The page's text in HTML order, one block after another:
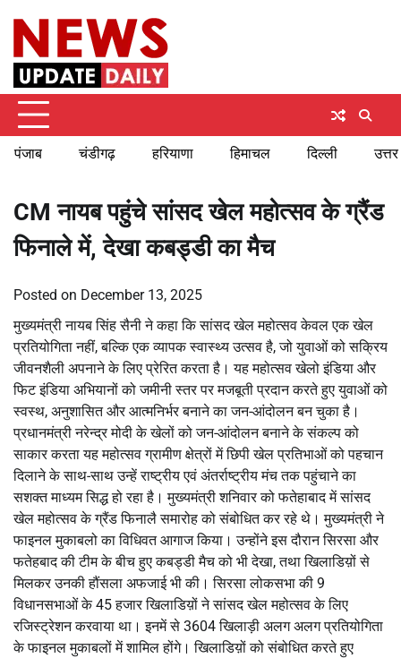
content
पंजाब चंडीगढ़ हरियाणा हिमाचल दिल्ली
CM नायब पहुंचे सांसद खेल महोत्सव के ग्रैंड
फिनाले में, देखा कबड्डी का मैच
Posted on December 13, 2025
मुख्यमंत्री नायब सिंह सैनी ने कहा कि सांसद खेल महोत्सव केवल एक खेल
प्रतियोगिता नहीं, बल्कि एक व्यापक स्वास्थ्य उत्सव है, जो युवाओं को सक्रिय
जीवनशैली अपनाने के लिए प्रेरित करता है। यह महोत्सव खेलो इंडिया और
फिट इंडिया अभियानों को जमीनी स्तर पर मजबूती प्रदान करते हुए युवाओं को
स्वस्थ, अनुशासित और आत्मनिर्भर बनाने का जन-आंदोलन बन चुका है।
प्रधानमंत्री नरेन्द्र मोदी के खेलों को जन-आंदोलन बनाने के संकल्प को
साकार करता यह महोत्सव ग्रामीण क्षेत्रों में छिपी खेल प्रतिभाओं को पहचान
दिलाने के साथ-साथ उन्हें राष्ट्रीय एवं अंतर्राष्ट्रीय मंच तक पहुंचाने का
सशक्त माध्यम सिद्ध हो रहा है। मुख्यमंत्री शनिवार को फतेहाबाद में सांसद
खेल महोत्सव के ग्रैंड फिनालै समारोह को संबोधित कर रहे थे। मुख्यमंत्री ने
फाइनल मुकाबलो का विधिवत आगाज किया। उन्होंने इस दौरान सिरसा और
फतेहबाद की टीम के बीच हुए कबड्डी मैच को भी देखा, तथा खिलाडिय़ों से
मिलकर उनकी हौंसला अफजाई भी की। सिरसा लोकसभा की 9
विधानसभाओं के 45 हजार खिलाडिय़ों ने सांसद खेल महोत्सव के लिए
रजिस्ट्रेशन करवाया था। इनमें से 3604 खिलाड़ी अलग अलग प्रतियोगिता
के फाइनल मुकाबलों में शामिल होंगे। खिलाडिय़ों को संबोधित करते हुए